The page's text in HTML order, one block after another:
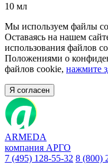
10 мл
Мы используем файлы
Оставаясь на нашем
использования файлов
Положениями о
файлов cookie, нажмите
Я согласен
ARMEDA
компания АРГО
7 (495) 128-55-32 8 (800)